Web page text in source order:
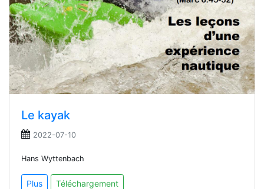
Le kayak
2022-07-10
Hans Wyttenbach
Plus Téléchargement